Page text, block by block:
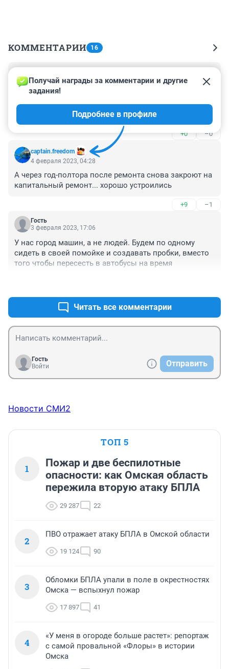
КОММЕНТАРИИ 16
4 февраля 2023, 09:45
На время ремонта не пускать тралейбусы ни на один
из мостов города, они медленнее и теряют
драгоценное время со своими проводами
питателями, на мосты выпускать только новые
автобусы,
У телецентра отменить ограничение 40км
+0 –0
captain.freedom
Получай награды за комментарии и другие
задания!
Подробнее в профиле
4 февраля 2023, 04:28
А через год-полтора после ремонта снова закроют на
капитальный ремонт... хорошо устроились
+9 –1
Гость
3 февраля 2023, 17:06
У нас город машин, а не людей. Будем по одному
сидеть в своей помойке и создавать пробки, вместо
того чтобы пересесть в автобусы на время
Читать все комментарии
Гость
Войти
Отправить
Новости СМИ2
ТОП 5
1
Пожар и две беспилотные
опасности: как Омская область
пережила вторую атаку БПЛА
29 287 22
2
ПВО отражает атаку БПЛА в Омской области
19 124 90
3
Обломки БПЛА упали в поле в окрестностях
Омска — вспыхнул пожар
17 897 41
4
«У меня в огороде больше растет»: репортаж
с самой провальной «Флоры» в истории
Омска